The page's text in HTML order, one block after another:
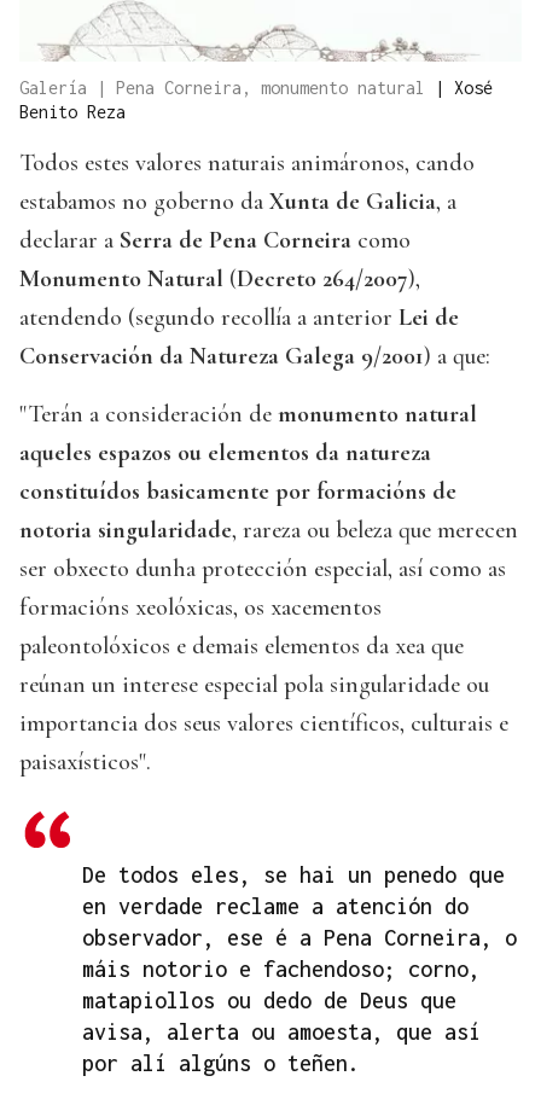
Galería | Pena Corneira, monumento natural | Xosé
Benito Reza
Todos estes valores naturais animáronos, cando
estabamos no goberno da Xunta de Galicia, a
declarar a Serra de Pena Corneira como
Monumento Natural (Decreto 264/2007),
atendendo (segundo recollía a anterior Lei de
Conservación da Natureza Galega 9/2001) a que:
"Terán a consideración de monumento natural
aqueles espazos ou elementos da natureza
constituídos basicamente por formacións de
notoria singularidade, rareza ou beleza que merecen
ser obxecto dunha protección especial, así como as
formacións xeolóxicas, os xacementos
paleontolóxicos e demais elementos da xea que
reúnan un interese especial pola singularidade ou
importancia dos seus valores científicos, culturais e
paisaxísticos".
De todos eles, se hai un penedo que
en verdade reclame a atención do
observador, ese é a Pena Corneira, o
máis notorio e fachendoso; corno,
matapiollos ou dedo de Deus que
avisa, alerta ou amoesta, que así
por alí algúns o teñen.